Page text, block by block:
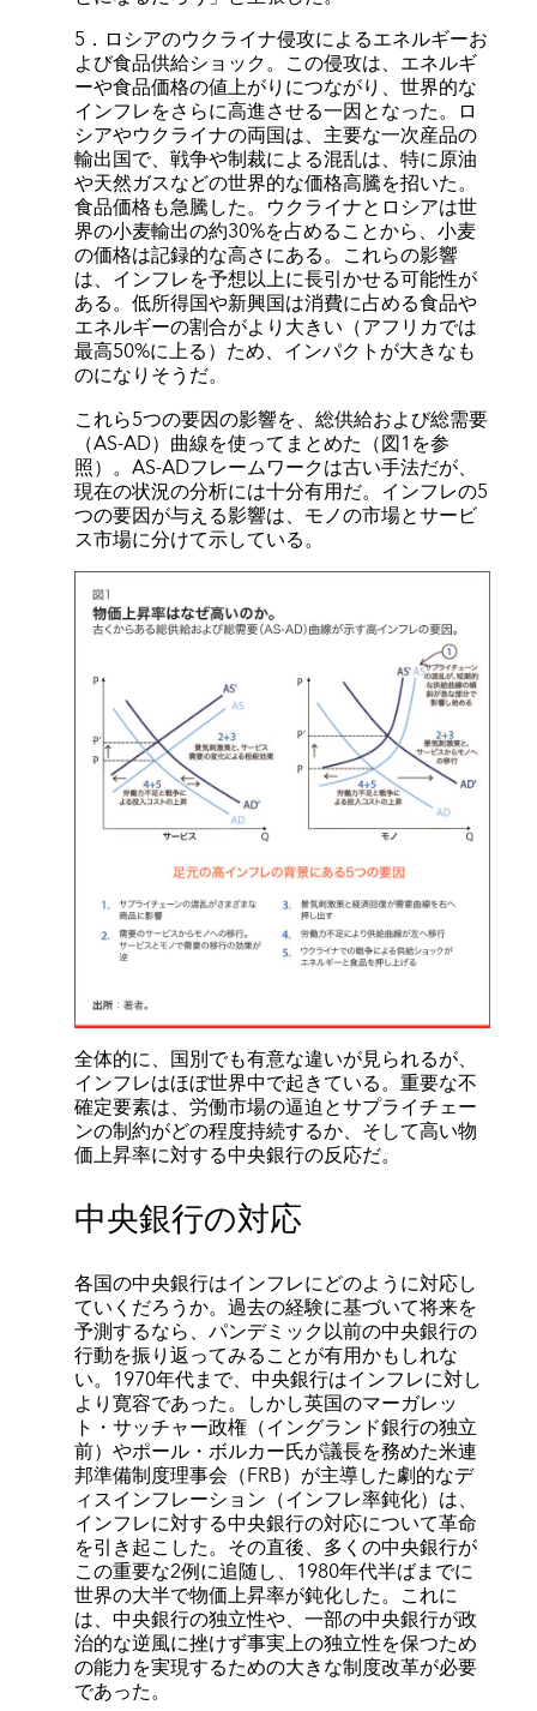
5．ロシアのウクライナ侵攻によるエネルギーお
よび食品供給ショック。この侵攻は、エネルギ
ーや食品価格の値上がりにつながり、世界的な
インフレをさらに高進させる一因となった。ロ
シアやウクライナの両国は、主要な一次産品の
輸出国で、戦争や制裁による混乱は、特に原油
や天然ガスなどの世界的な価格高騰を招いた。
食品価格も急騰した。ウクライナとロシアは世
界の小麦輸出の約30%を占めることから、小麦
の価格は記録的な高さにある。これらの影響
は、インフレを予想以上に長引かせる可能性が
ある。低所得国や新興国は消費に占める食品や
エネルギーの割合がより大きい（アフリカでは
最高50%に上る）ため、インパクトが大きなも
のになりそうだ。
これら5つの要因の影響を、総供給および総需要
（AS-AD）曲線を使ってまとめた（図1を参
照）。AS-ADフレームワークは古い手法だが、
現在の状況の分析には十分有用だ。インフレの5
つの要因が与える影響は、モノの市場とサービ
ス市場に分けて示している。
全体的に、国別でも有意な違いが見られるが、
インフレはほぼ世界中で起きている。重要な不
確定要素は、労働市場の逼迫とサプライチェー
ンの制約がどの程度持続するか、そして高い物
価上昇率に対する中央銀行の反応だ。
中央銀行の対応
各国の中央銀行はインフレにどのように対応し
ていくだろうか。過去の経験に基づいて将来を
予測するなら、パンデミック以前の中央銀行の
行動を振り返ってみることが有用かもしれな
い。1970年代まで、中央銀行はインフレに対し
より寛容であった。しかし英国のマーガレッ
ト・サッチャー政権（イングランド銀行の独立
前）やポール・ボルカー氏が議長を務めた米連
邦準備制度理事会（FRB）が主導した劇的なデ
ィスインフレーション（インフレ率鈍化）は、
インフレに対する中央銀行の対応について革命
を引き起こした。その直後、多くの中央銀行が
この重要な2例に追随し、1980年代半ばまでに
世界の大半で物価上昇率が鈍化した。これに
は、中央銀行の独立性や、一部の中央銀行が政
治的な逆風に挫けず事実上の独立性を保つため
の能力を実現するための大きな制度改革が必要
であった。